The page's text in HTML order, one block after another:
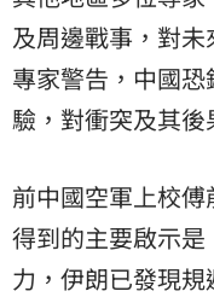
及周邊戰事，對
專家警告，中國
驗，對衝突及其後
前中國空軍上校
得到的主要啟示是
力，伊朗已發現